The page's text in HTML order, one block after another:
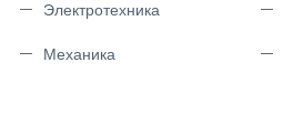
Электротехника
Механика